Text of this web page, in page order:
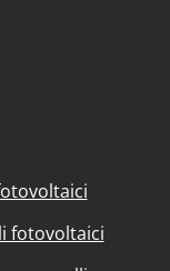
fotovoltaici